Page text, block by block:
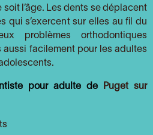
soit l’âge. Les dents se déplacent
qui s’exercent sur elles au fil du
problèmes orthodontiques
aussi facilement pour les adultes
pour adulte de
Puget sur